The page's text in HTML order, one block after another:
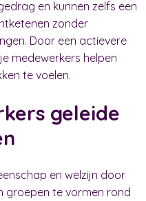
en kunnen zelfs een
zonder
Door een actievere
medewerkers helpen
te voelen.
geleide
en welzijn door
groepen te vormen rond